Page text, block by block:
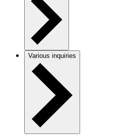
Various inquiries